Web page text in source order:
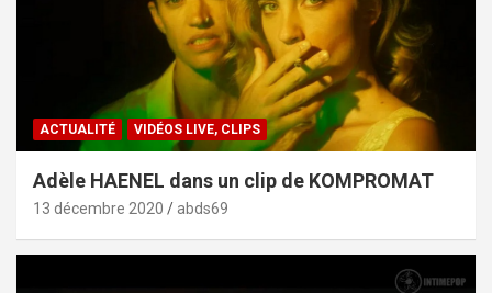
ACTUALITÉ VIDÉOS LIVE, CLIPS
Adèle HAENEL dans un clip de KOMPROMAT
13 décembre 2020 abds69